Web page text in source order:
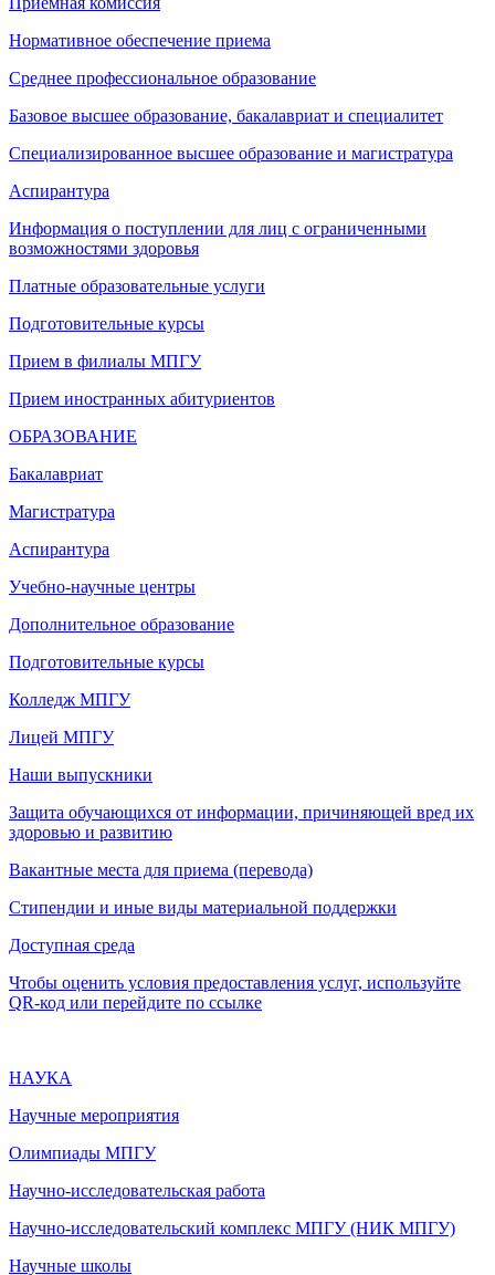
Нормативное обеспечение приема
Среднее профессиональное образование
Базовое высшее образование, бакалавриат и специалитет
Специализированное высшее образование и магистратура
Аспирантура
Информация о поступлении для лиц с ограниченными
возможностями здоровья
Платные образовательные услуги
Подготовительные курсы
Прием в филиалы МПГУ
Прием иностранных абитуриентов
ОБРАЗОВАНИЕ
Бакалавриат
Магистратура
Аспирантура
Учебно-научные центры
Дополнительное образование
Подготовительные курсы
Колледж МПГУ
Лицей МПГУ
Наши выпускники
Защита обучающихся от информации, причиняющей вред их
здоровью и развитию
Вакантные места для приема (перевода)
Стипендии и иные виды материальной поддержки
Доступная среда
Чтобы оценить условия предоставления услуг, используйте
QR-код или перейдите по ссылке
НАУКА
Научные мероприятия
Олимпиады МПГУ
Научно-исследовательская работа
Научно-исследовательский комплекс МПГУ (НИК МПГУ)
Научные школы